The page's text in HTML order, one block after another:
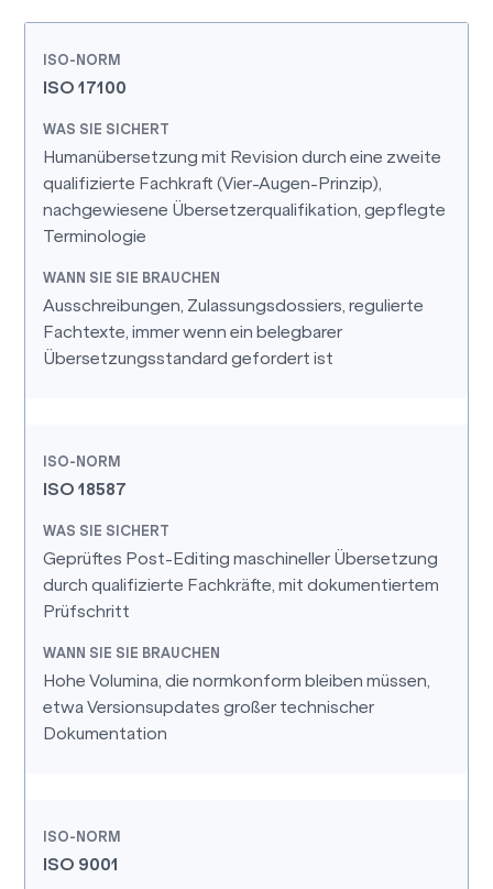
ISO 17100
Humanübersetzung mit Revision durch eine zweite
qualifizierte Fachkraft (Vier-Augen-Prinzip),
nachgewiesene Übersetzerqualifikation, gepflegte
Terminologie
Ausschreibungen, Zulassungsdossiers, regulierte
Fachtexte, immer wenn ein belegbarer
Übersetzungsstandard gefordert ist
ISO 18587
Geprüftes Post-Editing maschineller Übersetzung
durch qualifizierte Fachkräfte, mit dokumentiertem
Prüfschritt
Hohe Volumina, die normkonform bleiben müssen,
etwa Versionsupdates großer technischer
Dokumentation
ISO 9001